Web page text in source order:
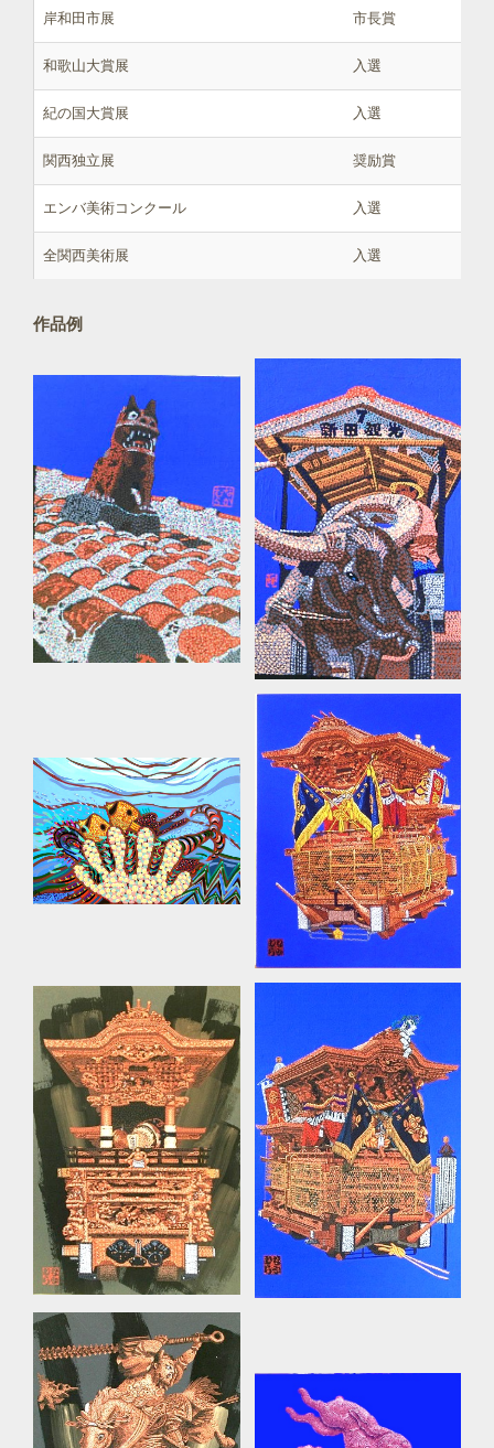
岸和田市展 市長賞
和歌山大賞展 入選
紀の国大賞展 入選
関西独立展 奨励賞
エンバ美術コンクール 入選
全関西美術展 入選
作品例